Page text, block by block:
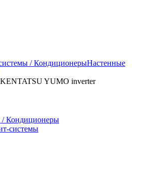
/ КондиционерыНастенные
YUMO inverter
/ Кондиционеры
системы